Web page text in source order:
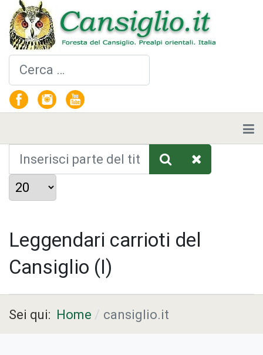
Cerca
Inserisci parte del titolo
Visualizza #
Leggendari carrioti del
Cansiglio (I)
Sei qui: Home cansiglio.it